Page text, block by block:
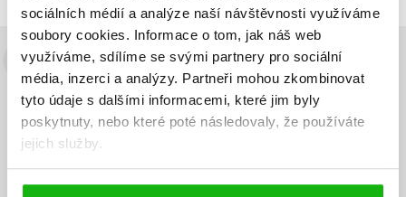
sociálních médií a analýze naší návštěvnosti využíváme
soubory cookies. Informace o tom, jak náš web
využíváme, sdílíme se svými partnery pro sociální
média, inzerci a analýzy. Partneři mohou zkombinovat
tyto údaje s dalšími informacemi, které jim byly
poskytnuty, nebo které poté následovaly, že používáte
jejich služby.
Budete to vědět jako první!
Zajímá Vás, jaký knižní hit právě vychází, na jaké zboží je výhodná
sleva, jaká běží soutěž o ceny? Přihlášením k odběru našich e-
mailových novinek
mailová
mailová
Vaše e-mailová adresa Přihlásit se